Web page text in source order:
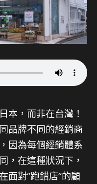
本，而非在台灣！
品牌不同的經銷商
因為每個經銷體系
，在這種狀況下，
面對”跑錯店”的顧